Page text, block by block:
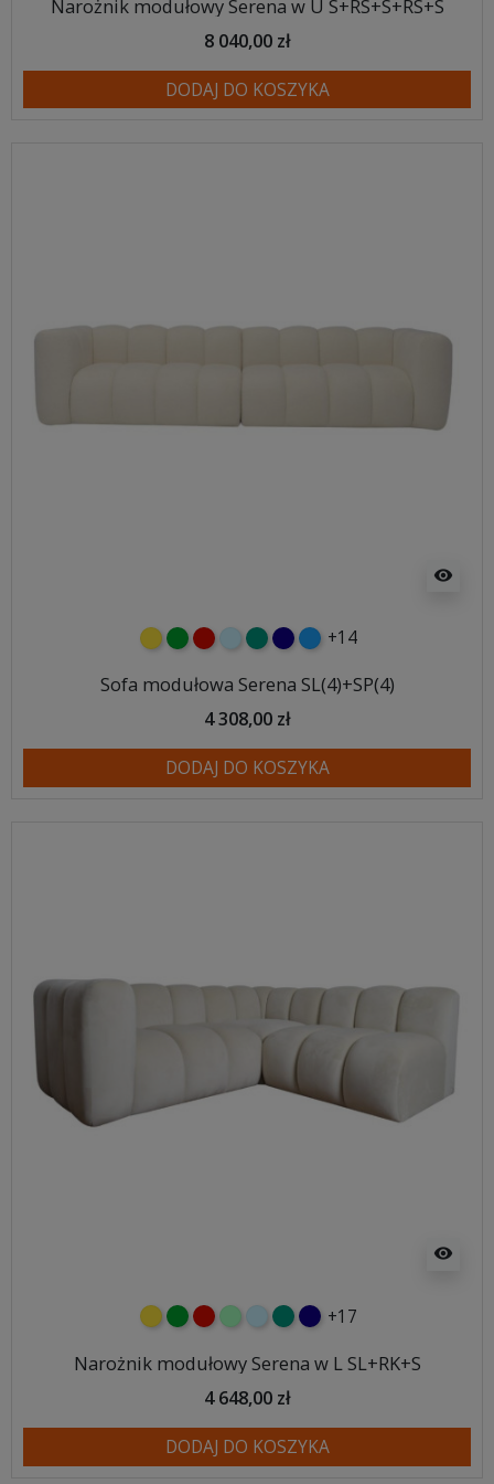
Narożnik modułowy Serena w U S+RS+S+RS+S
8 040,00 zł
DODAJ DO KOSZYKA
visibility
żółtyzielonyczerwony
błękitnyturkusowy
granatowy
niebieski
+14
Sofa modułowa Serena SL(4)+SP(4)
4 308,00 zł
DODAJ DO KOSZYKA
visibility
żółtyzielonyczerwony
miętowybłękitnyturkusowy
granatowy
+17
Narożnik modułowy Serena w L SL+RK+S
4 648,00 zł
DODAJ DO KOSZYKA